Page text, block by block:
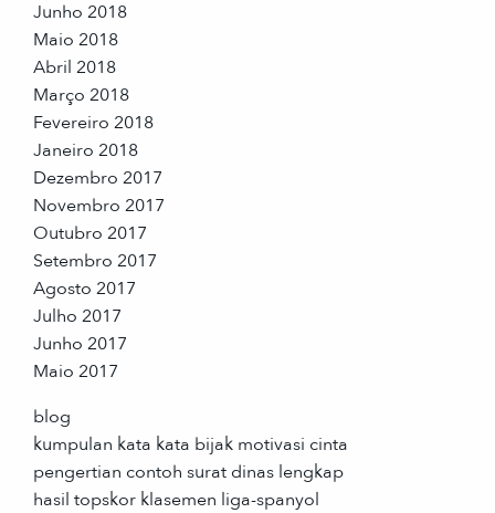
Junho 2018
Maio 2018
Abril 2018
Março 2018
Fevereiro 2018
Janeiro 2018
Dezembro 2017
Novembro 2017
Outubro 2017
Setembro 2017
Agosto 2017
Julho 2017
Junho 2017
Maio 2017
blog
kumpulan kata kata bijak motivasi cinta
pengertian contoh surat dinas lengkap
hasil topskor klasemen liga-spanyol